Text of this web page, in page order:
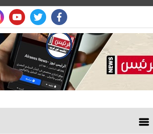
facebook
twitter